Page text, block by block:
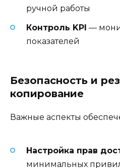
ручной работы
Контроль KPI —
показателей
Безопасность и
копирование
Важные аспекты
Настройка прав
минимальных